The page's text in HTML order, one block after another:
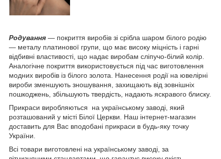
Родування — покриття виробів зі срібла шаром білого родію
— металу платинової групи, що має високу міцність і гарні
відбивні властивості, що надає виробам сліпучо-білий колір.
Аналогічне покриття використовується під час виготовлення
модних виробів із білого золота. Нанесення родії на ювелірні
вироби зменшують зношування, захищають від зовнішніх
пошкоджень, збільшують твердість, надають яскравого блиску.
Прикраси виробляються на українському заводі, який
розташований у місті Білої Церкви. Наш інтернет-магазин
доставить для Вас вподобані прикраси в будь-яку точку
України.
Всі товари виготовлені на українському заводі, за